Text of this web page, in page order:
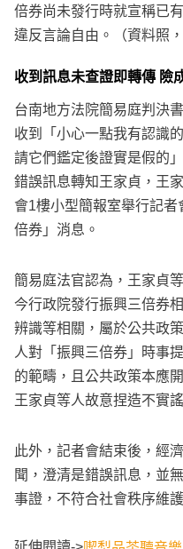
倍券尚未發行時就宣稱已
違反言論自由。（資料照，
收到訊息未查證即轉傳 險
台南地方法院簡易庭判決
收到「小心一點我有認識
請它們鑑定後證實是假的
錯誤訊息轉知王家貞，王
會1樓小型簡報室舉行記
倍券」消息。
簡易庭法官認為，王家貞
今行政院發行振興三倍券
辨識等相關，屬於公共政
人對「振興三倍券」時事
的範疇，且公共政策本應
王家貞等人故意捏造不實
此外，記者會結束後，經
聞，澄清是錯誤訊息，並
事證，不符合社會秩序維